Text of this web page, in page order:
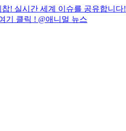
! 실시간 세계 이슈를 공유합니다!
기 클릭 ! @애니멀 뉴스